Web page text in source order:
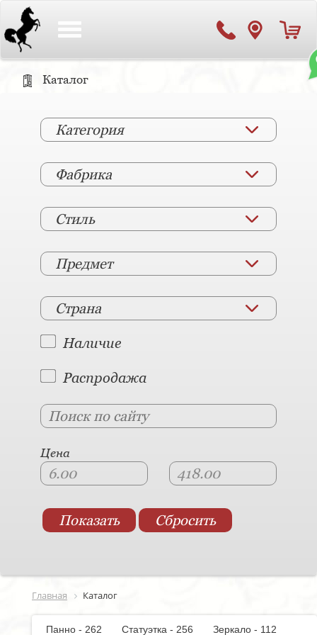
Каталог
Категория
Фабрика
Стиль
Предмет
Страна
Наличие
Распродажа
Цена
Главная Каталог
Панно - 262 Статуэтка - 256
Зеркало - 112